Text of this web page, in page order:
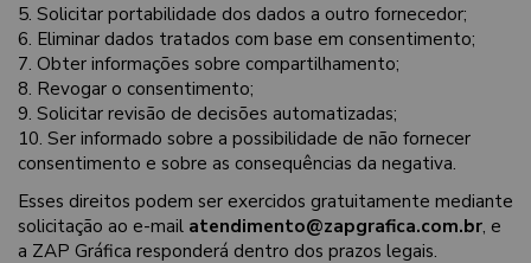
5. Solicitar portabilidade dos dados a outro fornecedor;
6. Eliminar dados tratados com base em consentimento;
7. Obter informações sobre compartilhamento;
8. Revogar o consentimento;
9. Solicitar revisão de decisões automatizadas;
10. Ser informado sobre a possibilidade de não fornecer
consentimento e sobre as consequências da negativa.
Esses direitos podem ser exercidos gratuitamente mediante
solicitação ao e-mail atendimento@zapgrafica.com.br, e
a ZAP Gráfica responderá dentro dos prazos legais.